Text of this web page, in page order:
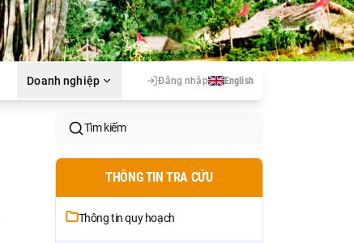
Doanh nghiệp Đăng nhập English
Tìm kiếm
THÔNG TIN TRA CỨU
Thông tin quy hoạch